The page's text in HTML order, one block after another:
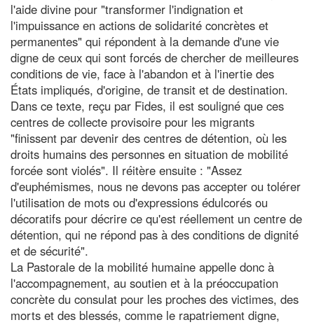
l'aide divine pour "transformer l'indignation et
l'impuissance en actions de solidarité concrètes et
permanentes" qui répondent à la demande d'une vie
digne de ceux qui sont forcés de chercher de meilleures
conditions de vie, face à l'abandon et à l'inertie des
États impliqués, d'origine, de transit et de destination.
Dans ce texte, reçu par Fides, il est souligné que ces
centres de collecte provisoire pour les migrants
"finissent par devenir des centres de détention, où les
droits humains des personnes en situation de mobilité
forcée sont violés". Il réitère ensuite : "Assez
d'euphémismes, nous ne devons pas accepter ou tolérer
l'utilisation de mots ou d'expressions édulcorés ou
décoratifs pour décrire ce qu'est réellement un centre de
détention, qui ne répond pas à des conditions de dignité
et de sécurité".
La Pastorale de la mobilité humaine appelle donc à
l'accompagnement, au soutien et à la préoccupation
concrète du consulat pour les proches des victimes, des
morts et des blessés, comme le rapatriement digne,